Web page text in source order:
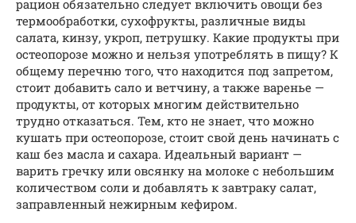
рацион обязательно следует включить овощи без
термообработки, сухофрукты, различные виды
салата, кинзу, укроп, петрушку. Какие продукты при
остеопорозе можно и нельзя употреблять в пищу? К
общему перечню того, что находится под запретом,
стоит добавить сало и ветчину, а также варенье —
продукты, от которых многим действительно
трудно отказаться. Тем, кто не знает, что можно
кушать при остеопорозе, стоит свой день начинать с
каш без масла и сахара. Идеальный вариант —
варить гречку или овсянку на молоке с небольшим
количеством соли и добавлять к завтраку салат,
заправленный нежирным кефиром.